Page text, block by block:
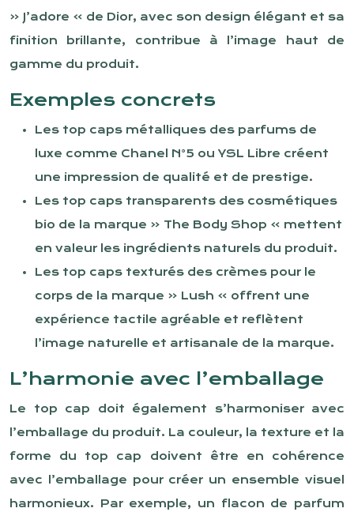
« J’adore » de Dior, avec son design élégant et sa
finition brillante, contribue à l’image haut de
gamme du produit.
Exemples concrets
Les top caps métalliques des parfums de
luxe comme Chanel N°5 ou YSL Libre créent
une impression de qualité et de prestige.
Les top caps transparents des cosmétiques
bio de la marque « The Body Shop » mettent
en valeur les ingrédients naturels du produit.
Les top caps texturés des crèmes pour le
corps de la marque « Lush » offrent une
expérience tactile agréable et reflètent
l’image naturelle et artisanale de la marque.
L’harmonie avec l’emballage
Le top cap doit également s’harmoniser avec
l’emballage du produit. La couleur, la texture et la
forme du top cap doivent être en cohérence
avec l’emballage pour créer un ensemble visuel
harmonieux. Par exemple, un flacon de parfum